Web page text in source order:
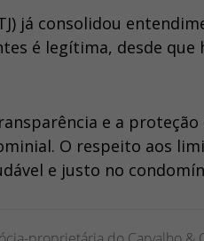
já consolidou
é legítima, desde que
e a
O respeito aos
e justo no